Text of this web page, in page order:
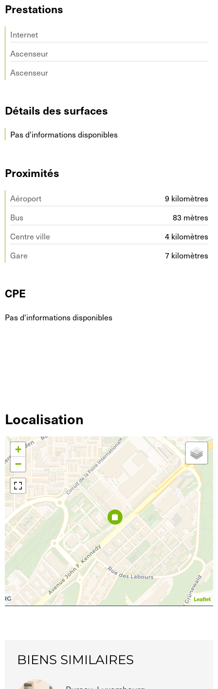
Prestations
Internet
Ascenseur
Ascenseur
Détails des surfaces
Pas d'informations disponibles
Proximités
Aéroport
9 kilomètres
Bus
83 mètres
Centre ville
4 kilomètres
Gare
7 kilomètres
CPE
Pas d'informations disponibles
Localisation
+
−
Leaflet
BIENS SIMILAIRES